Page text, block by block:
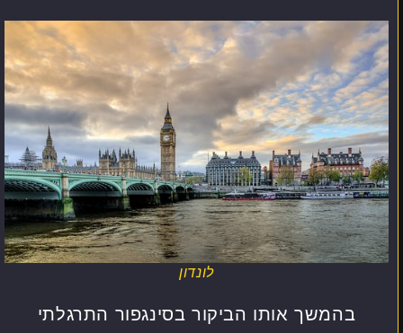
לונדון
בהמשך אותו הביקור בסינגפור התרגלתי